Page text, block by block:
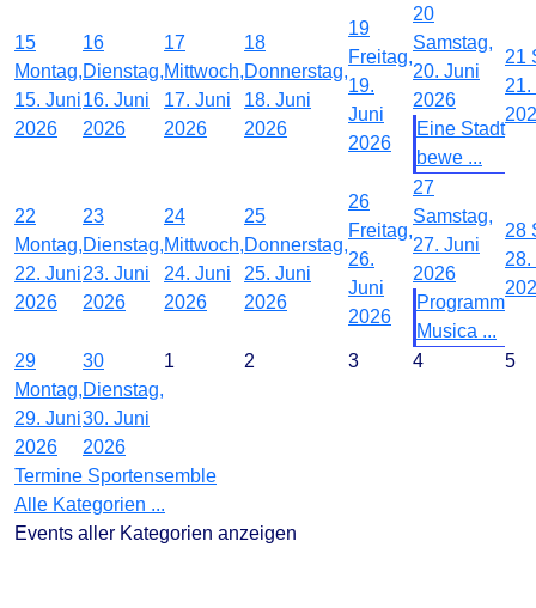
15
Montag,
15. Juni
2026
16
Dienstag,
16. Juni
2026
17
Mittwoch,
17. Juni
2026
18
Donnerstag,
18. Juni
2026
19
Freitag,
19.
Juni
2026
20
Samstag,
20. Juni
2026
Eine Stadt
bewe ...
21
21.
22
Montag,
22. Juni
2026
23
Dienstag,
23. Juni
2026
24
Mittwoch,
24. Juni
2026
25
Donnerstag,
25. Juni
2026
26
Freitag,
26.
Juni
2026
27
Samstag,
27. Juni
2026
Programm
Musica ...
28
28.
29
Montag,
29. Juni
2026
30
Dienstag,
30. Juni
2026
1 2 3 4 5
Termine Sportensemble
Alle Kategorien ...
Events aller Kategorien anzeigen